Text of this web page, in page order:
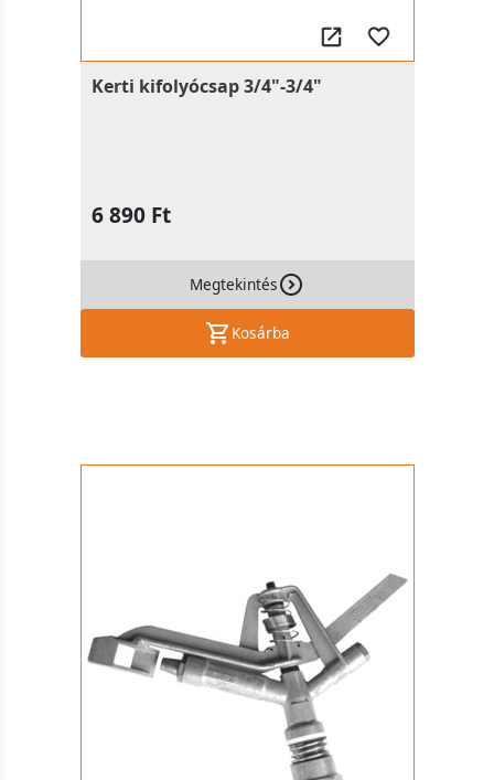
Kerti kifolyócsap 3/4"-3/4"
6 890 Ft
Megtekintés
Kosárba